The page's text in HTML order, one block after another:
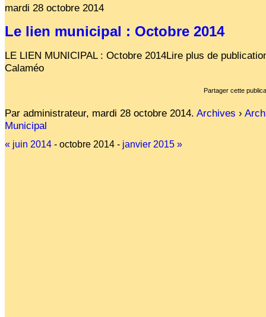
Transports
Tous les numéros
Centre d'accueil
de loisirs
Médiathèque
Affiches 2023-2024
Affiches 2024-2025
mardi 28 octobre 2014
Le lien municipal : Octobre 2014
LE LIEN MUNICIPAL : Octobre 2014Lire plus de
Calaméo
Partager cette
Par administrateur, mardi 28 octobre 2014. Archives ›
Municipal
« juin 2014 - octobre 2014 - janvier 2015 »